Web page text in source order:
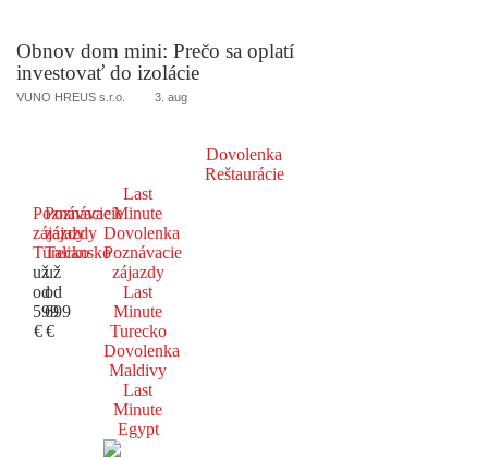
Obnov dom mini: Prečo sa oplatí
investovať do izolácie
VUNO HREUS s.r.o. 3. aug
Dovolenka
Reštaurácie
Poznávacie
zájazdy
Turecko
už
od
599
€
Poznávacie
zájazdy
Taliansko
už
od
699
€
Last
Minute
Dovolenka
Poznávacie
zájazdy
Last
Minute
Turecko
Dovolenka
Maldivy
Last
Minute
Egypt